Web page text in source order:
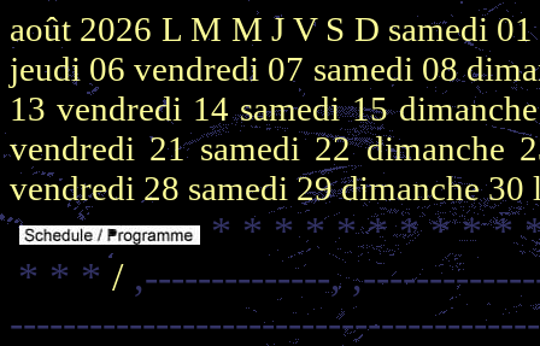
août 2026 L M M J V S D samedi
jeudi 06vendredi 07 samedi 08
13vendredi 14samedi 15
vendredi 21samedi 22dimanche
vendredi 28 samedi 29dimanche 30
* * * * * * * * * *
* * * / ,--------------,